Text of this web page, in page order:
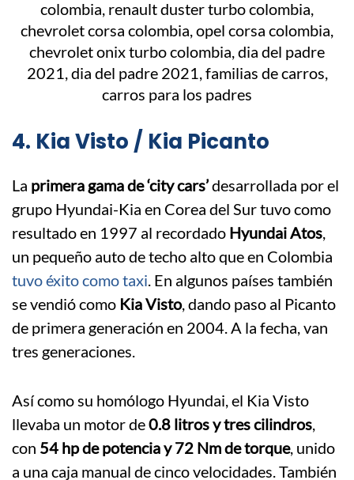
4. Kia Visto / Kia Picanto
La primera gama de ‘city cars’desarrollada por el
grupo Hyundai-Kia en Corea del Sur tuvo como
resultado en 1997 al recordado Hyundai Atos,
un pequeño auto de techo alto que en Colombia
tuvo éxito como taxi. En algunos países también
se vendió como Kia Visto, dando paso al Picanto
de primera generación en 2004. A la fecha, van
tres generaciones.
Así como su homólogo Hyundai, el Kia Visto
llevaba un motor de0.8 litros y tres cilindros,
con 54 hp de potencia y 72 Nm de torque, unido
a una caja manual de cinco velocidades. También